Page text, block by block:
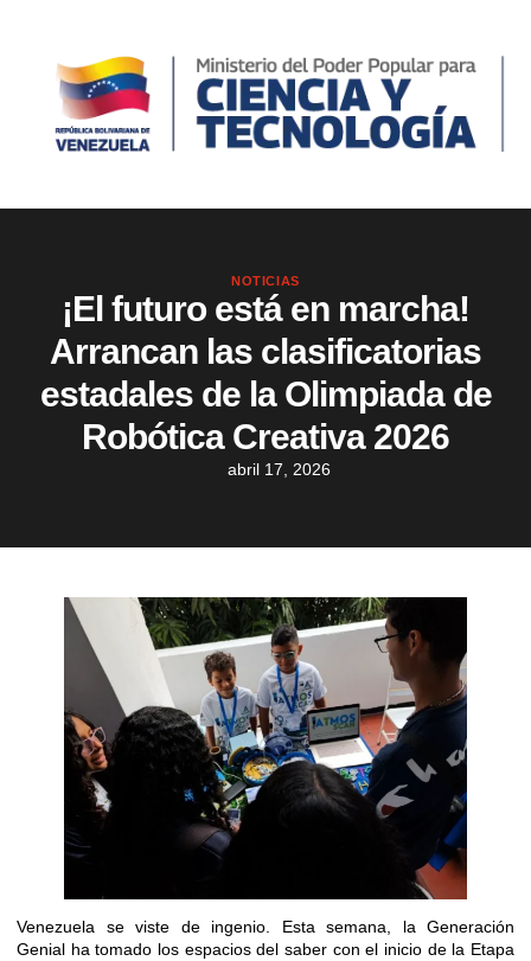
NOTICIAS
¡El futuro está en marcha!
Arrancan las clasificatorias
estadales de la Olimpiada de
Robótica Creativa 2026
abril 17, 2026
Venezuela se viste de ingenio. Esta semana, la Generación
Genial ha tomado los espacios del saber con el inicio de la Etapa